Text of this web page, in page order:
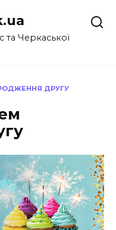
та Черкаської
ДРУГУ